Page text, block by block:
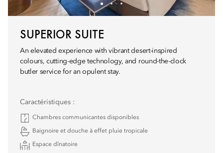
SUPERIOR SUITE
An elevated experience with vibrant desert-inspired
colours, cutting-edge technology, and round-the-clock
butler service for an opulent stay.
Caractéristiques :
Chambres communicantes disponibles
Baignoire et douche à effet pluie tropicale
Espace dînatoire